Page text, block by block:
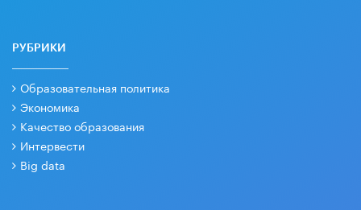
РУБРИКИ
Образовательная политика
Экономика
Качество образования
Интервести
Big data